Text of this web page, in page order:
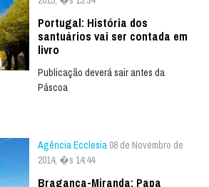
Portugal: História dos
santuários vai ser contada em
livro
Publicação deverá sair antes da
Páscoa
Agência Ecclesia 08 de Novembro de
2014, �s 14:44
Bragança-Miranda: Papa